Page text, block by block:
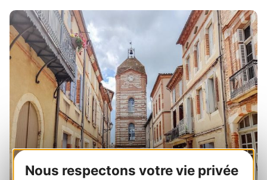
Nous respectons votre vie privée